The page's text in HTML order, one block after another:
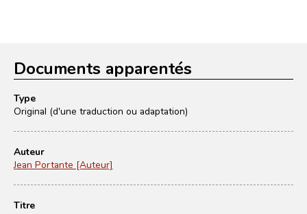
Documents apparentés
Type
Original (d'une traduction ou adaptation)
Auteur
Jean Portante [Auteur]
Titre